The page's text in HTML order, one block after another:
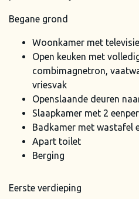
Begane grond
Woonkamer met televisie
Open keuken met
combimagnetron,
vriesvak
Openslaande deuren
Slaapkamer met 2
Badkamer met wastafel
Apart toilet
Berging
Eerste verdieping